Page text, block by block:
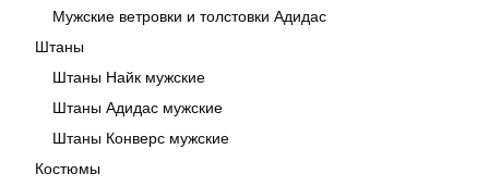
Мужские ветровки и толстовки Адидас
Штаны
Штаны Найк мужские
Штаны Адидас мужские
Штаны Конверс мужские
Костюмы